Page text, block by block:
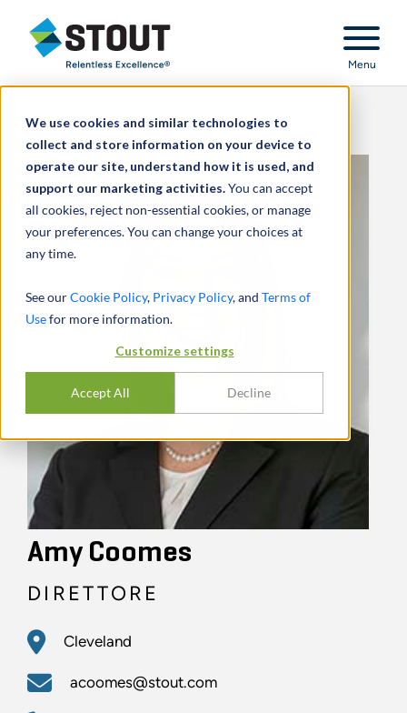
We use cookies and similar technologies to
collect and store information on your device to
operate our site, understand how it is used, and
support our marketing activities.You can accept
all cookies, reject non-essential cookies, or manage
your preferences. You can change your choices at
any time.
See ourCookie Policy, Privacy Policy, and Terms of
Usefor more information.
Customize settings
Accept All Decline
Stout Relentless Excellence
Menu
Amy Coomes
DIRETTORE
Cleveland
acoomes@stout.com